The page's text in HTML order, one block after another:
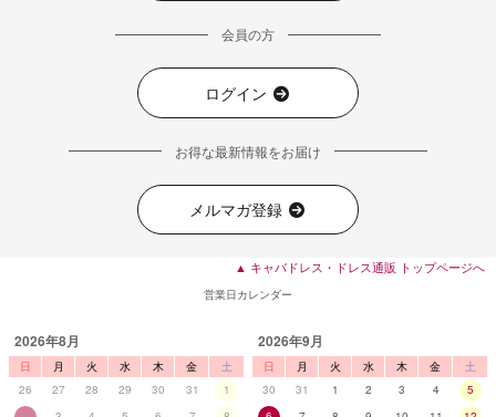
会員の方
ログイン
お得な最新情報をお届け
メルマガ登録
▲ キャバドレス・ドレス通販 トップページへ
営業日カレンダー
2026年8月
日 月 火 水 木 金
土
26
27 28 29 30 31
1
2026年9月
日 月 火 水 木 金
土
30
31 1 2 3 4
5